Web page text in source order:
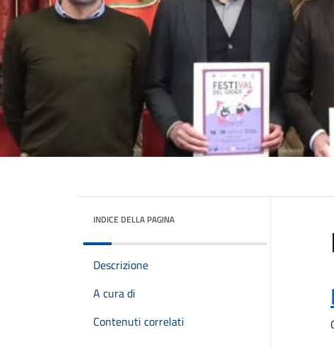
INDICE DELLA PAGINA
Descrizione
A cura di
Contenuti correlati